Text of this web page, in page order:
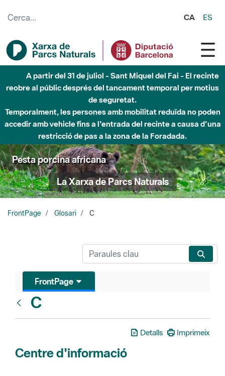
CA ES
A partir del 31 de juliol - Sant Miquel del Fai - El recinte
reobre al públic després del tancament temporal per motius
de seguretat.
Temporalment, les persones amb mobilitat reduïda no poden
accedir amb vehicle fins a l'entrada del recinte a causa d'una
restricció de pas a la zona de la Foradada.
Pesta porcina africana
La Xarxa de Parcs Naturals
FrontPage Glosari C
FrontPage
C
Detalls Imprimeix
Centre d'informació